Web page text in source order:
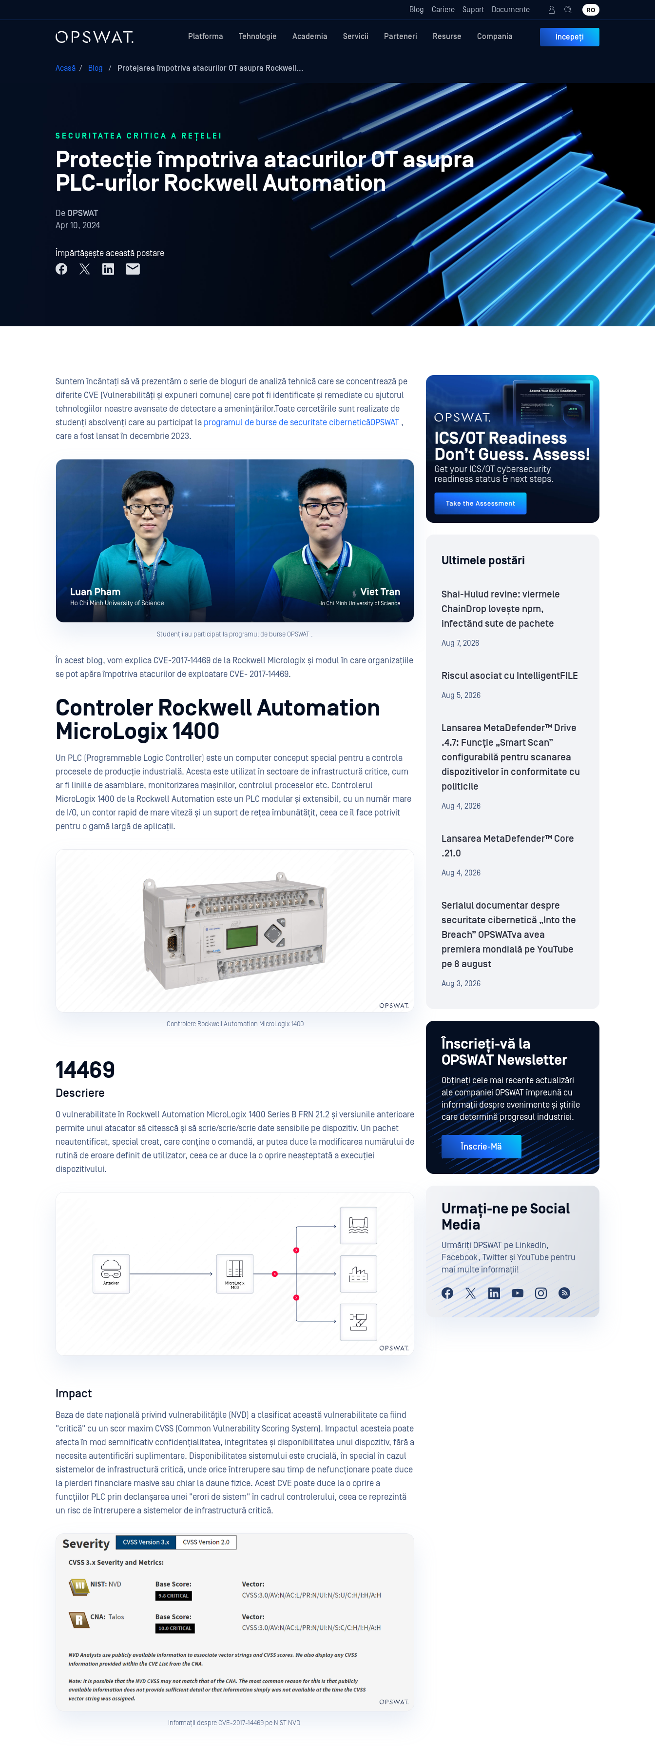
Blog Cariere Suport Documente RO
Platforma Tehnologie Academia Servicii Parteneri Resurse Compania Începeți
Acasă / Blog / Protejarea împotriva atacurilor OT asupra Rockwell...
SECURITATEA CRITICĂ A REȚELEI
Protecție împotriva atacurilor OT asupra
PLC-urilor Rockwell Automation
De OPSWAT
Apr 10, 2024
Împărtășește această postare
Suntem încântați să vă prezentăm o serie de bloguri de analiză tehnică care se concentrează pe
diferite CVE (Vulnerabilități și expuneri comune) care pot fi identificate și remediate cu ajutorul
tehnologiilor noastre avansate de detectare a amenințărilor.Toate cercetările sunt realizate de
studenți absolvenți care au participat la programul de burse de securitate ciberneticăOPSWAT ,
care a fost lansat în decembrie 2023.
Studenții au participat la programul de burse OPSWAT .
În acest blog, vom explica CVE-2017-14469 de la Rockwell Micrologix și modul în care organizațiile
se pot apăra împotriva atacurilor de exploatare CVE- 2017-14469.
Controler Rockwell Automation
MicroLogix 1400
Un PLC (Programmable Logic Controller) este un computer conceput special pentru a controla
procesele de producție industrială. Acesta este utilizat în sectoare de infrastructură critice, cum
ar fi liniile de asamblare, monitorizarea mașinilor, controlul proceselor etc. Controlerul
MicroLogix 1400 de la Rockwell Automation este un PLC modular și extensibil, cu un număr mare
de I/O, un contor rapid de mare viteză și un suport de rețea îmbunătățit, ceea ce îl face potrivit
pentru o gamă largă de aplicații.
Controlere Rockwell Automation MicroLogix 1400
14469
Descriere
O vulnerabilitate în Rockwell Automation MicroLogix 1400 Series B FRN 21.2 și versiunile anterioare
permite unui atacator să citească și să scrie/scrie/scrie date sensibile pe dispozitiv. Un pachet
neautentificat, special creat, care conține o comandă, ar putea duce la modificarea numărului de
rutină de eroare definit de utilizator, ceea ce ar duce la o oprire neașteptată a execuției
dispozitivului.
Impact
Baza de date națională privind vulnerabilitățile (NVD) a clasificat această vulnerabilitate ca fiind
"critică" cu un scor maxim CVSS (Common Vulnerability Scoring System). Impactul acesteia poate
afecta în mod semnificativ confidențialitatea, integritatea și disponibilitatea unui dispozitiv, fără a
necesita autentificări suplimentare. Disponibilitatea sistemului este crucială, în special în cazul
sistemelor de infrastructură critică, unde orice întrerupere sau timp de nefuncționare poate duce
la pierderi financiare masive sau chiar la daune fizice. Acest CVE poate duce la o oprire a
funcțiilor PLC prin declanșarea unei "erori de sistem" în cadrul controlerului, ceea ce reprezintă
un risc de întrerupere a sistemelor de infrastructură critică.
Informații despre CVE-2017-14469 pe NIST NVD
Ultimele postări
Shai-Hulud revine: viermele
ChainDrop lovește npm,
infectând sute de pachete
Aug 7, 2026
Riscul asociat cu IntelligentFILE
Aug 5, 2026
Lansarea MetaDefender™ Drive
.4.7: Funcție „Smart Scan”
configurabilă pentru scanarea
dispozitivelor în conformitate cu
politicile
Aug 4, 2026
Lansarea MetaDefender™ Core
.21.0
Aug 4, 2026
Serialul documentar despre
securitate cibernetică „Into the
Breach” OPSWATva avea
premiera mondială pe YouTube
pe 8 august
Aug 3, 2026
Înscrieți-vă la
OPSWAT Newsletter
Obțineți cele mai recente actualizări
ale companiei OPSWAT împreună cu
informații despre evenimente și știrile
care determină progresul industriei.
Înscrie-Mă
Urmați-ne pe Social
Media
Urmăriți OPSWAT pe LinkedIn,
Facebook, Twitter și YouTube pentru
mai multe informații!